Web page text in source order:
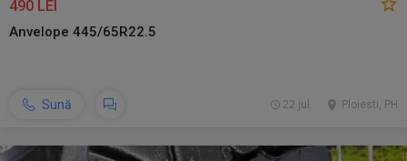
490 LEI
Anvelope 445/65R22.5
Sună Ploiesti, PH
22 jul.